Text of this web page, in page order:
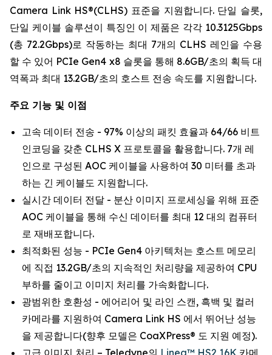
Camera Link HS®(CLHS) 표준을 지원합니다. 단일 슬롯,
단일 케이블 솔루션이 특징인 이 제품은 각각 10.3125Gbps
(총 72.2Gbps)로 작동하는 최대 7개의 CLHS 레인을 수용
할 수 있어 PCIe Gen4 x8 슬롯을 통해 8.6GB/초의 획득 대
역폭과 최대 13.2GB/초의 호스트 전송 속도를 지원합니다.
주요 기능 및 이점
고속 데이터 전송 - 97% 이상의 패킷 효율과 64/66 비트
인코딩을 갖춘 CLHS X 프로토콜을 활용합니다. 7개 레
인으로 구성된 AOC 케이블을 사용하여 30 미터를 초과
하는 긴 케이블도 지원합니다.
실시간 데이터 전달 - 분산 이미지 프로세싱을 위해 표준
AOC 케이블을 통해 수신 데이터를 최대 12 대의 컴퓨터
로 재배포합니다.
최적화된 성능 - PCIe Gen4 아키텍처는 호스트 메모리
에 직접 13.2GB/초의 지속적인 처리량을 제공하여 CPU
부하를 줄이고 이미지 처리를 가속화합니다.
광범위한 호환성 - 에어리어 및 라인 스캔, 흑백 및 컬러
카메라를 지원하여 Camera Link HS 에서 뛰어난 성능
을 제공합니다(향후 모델은 CoaXPress® 도 지원 예정).
고급 이미지 처리 – Teledyne의 Linea™ HS2 16K 카메